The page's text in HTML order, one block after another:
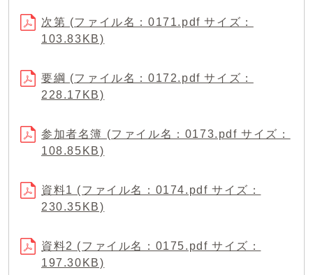
次第 (ファイル名：0171.pdf サイズ：
103.83KB)
要綱 (ファイル名：0172.pdf サイズ：
228.17KB)
参加者名簿 (ファイル名：0173.pdf サイズ：
108.85KB)
資料1 (ファイル名：0174.pdf サイズ：
230.35KB)
資料2 (ファイル名：0175.pdf サイズ：
197.30KB)